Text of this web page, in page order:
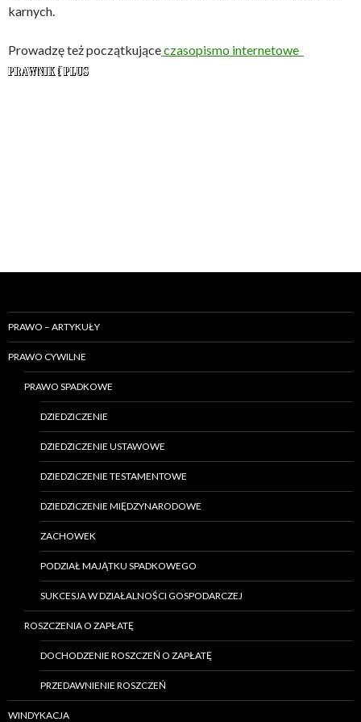
karnych.
Prowadzę też początkująceczasopismo internetowe
PRAWO – ARTYKUŁY
PRAWO CYWILNE
PRAWO SPADKOWE
DZIEDZICZENIE
DZIEDZICZENIE USTAWOWE
DZIEDZICZENIE TESTAMENTOWE
DZIEDZICZENIE MIĘDZYNARODOWE
ZACHOWEK
PODZIAŁ MAJĄTKU SPADKOWEGO
SUKCESJA W DZIAŁALNOŚCI GOSPODARCZEJ
ROSZCZENIA O ZAPŁATĘ
DOCHODZENIE ROSZCZEŃ O ZAPŁATĘ
PRZEDAWNIENIE ROSZCZEŃ
WINDYKACJA